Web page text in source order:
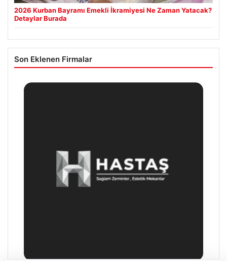
2026 Kurban Bayramı Emekli İkramiyesi Ne Zaman Yatacak?
Detaylar Burada
Son Eklenen Firmalar